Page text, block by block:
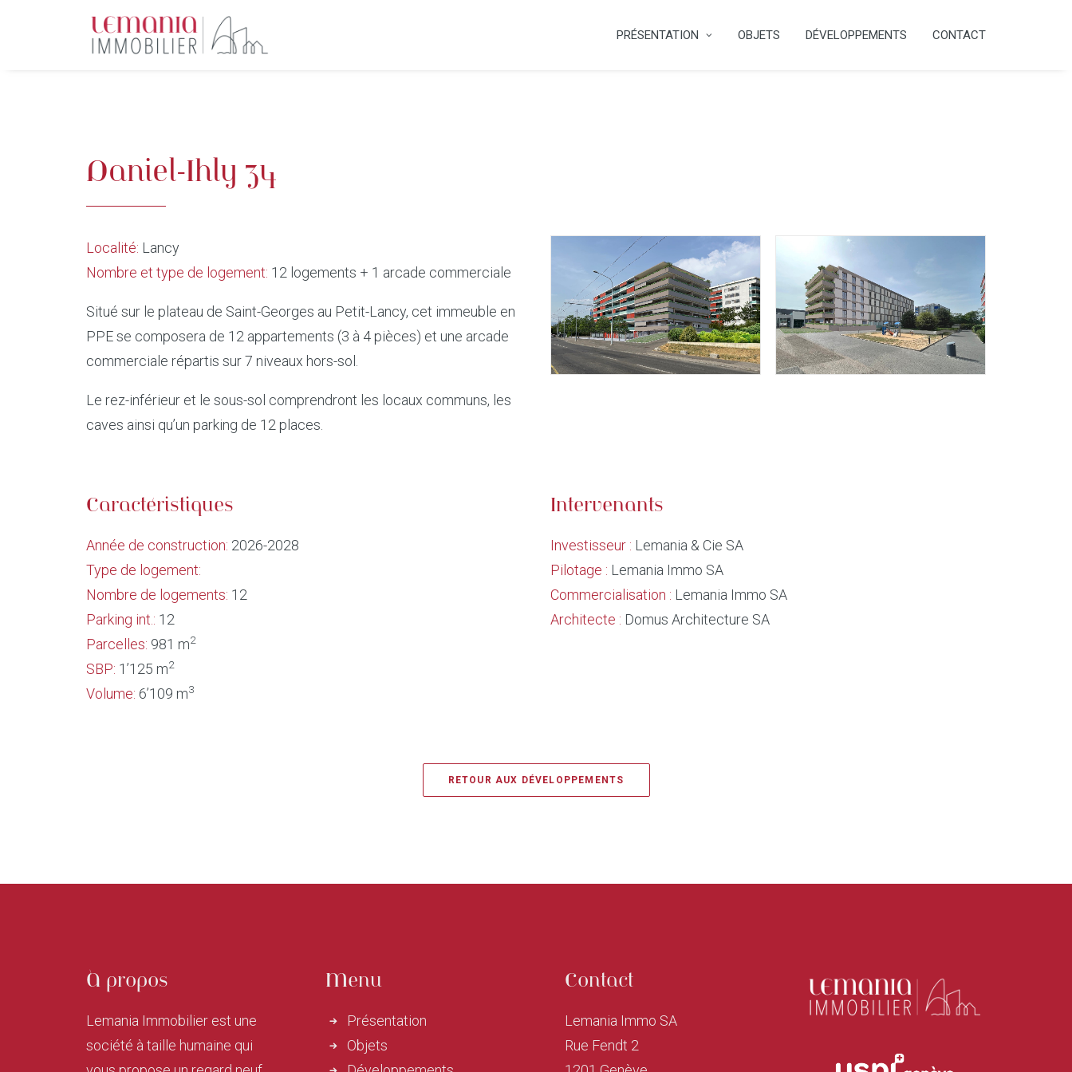
PRÉSENTATION OBJETS DÉVELOPPEMENTS CONTACT
Daniel-Ihly 34
Localité: Lancy
Nombre et type de logement: 12 logements + 1 arcade commerciale
Situé sur le plateau de Saint-Georges au Petit-Lancy, cet immeuble en
PPE se composera de 12 appartements (3 à 4 pièces) et une arcade
commerciale répartis sur 7 niveaux hors-sol.
Le rez-inférieur et le sous-sol comprendront les locaux communs, les
caves ainsi qu’un parking de 12 places.
Caractéristiques
Année de construction: 2026-2028
Type de logement:
Nombre de logements: 12
Parking int.: 12
Parcelles: 981 m2
SBP: 1’125 m2
Volume: 6’109 m3
Intervenants
Investisseur : Lemania & Cie SA
Pilotage : Lemania Immo SA
Commercialisation : Lemania Immo SA
Architecte : Domus Architecture SA
RETOUR AUX DÉVELOPPEMENTS
À propos
Lemania Immobilier est une
société à taille humaine qui
Menu
Présentation
Objets
Contact
Lemania Immo SA
Rue Fendt 2